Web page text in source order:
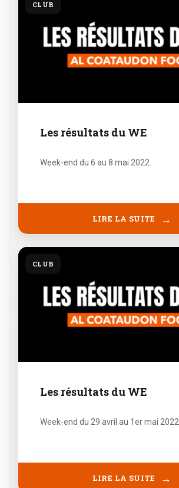
CLUB
Les résultats du WE
Week-end du 6 au 8 mai 2022.
LIRE LA SUITE
CLUB
Les résultats du WE
Week-end du 29 avril au 1er mai 2022.
LIRE LA SUITE